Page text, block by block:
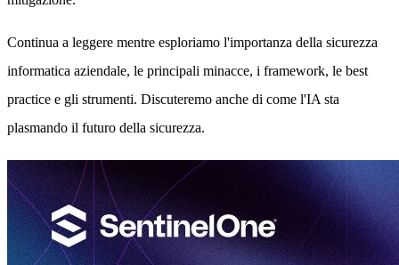
Continua a leggere mentre esploriamo l'importanza della sicurezza
informatica aziendale, le principali minacce, i framework, le best
practice e gli strumenti. Discuteremo anche di come l'IA sta
plasmando il futuro della sicurezza.